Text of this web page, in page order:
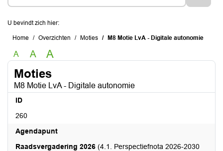
U bevindt zich hier:
Home Overzichten Moties M8 Motie LvA - Digitale autonomie
A A A
Moties
M8 Motie LvA - Digitale autonomie
ID
260
Agendapunt
Raadsvergadering 2026 (4.1. Perspectiefnota 2026-2030